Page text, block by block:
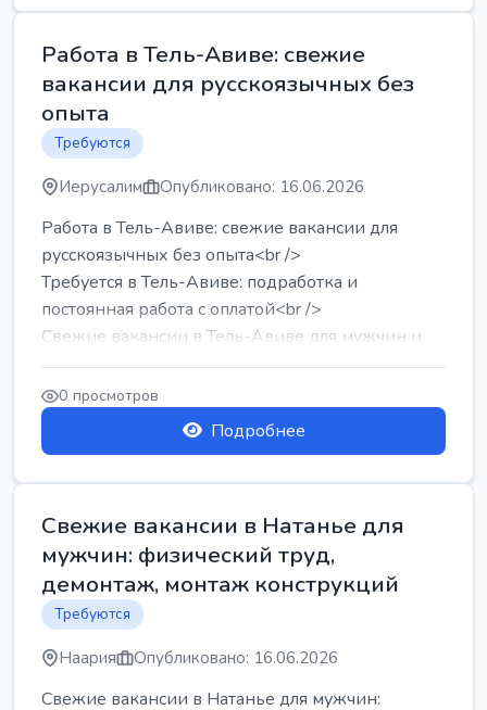
Работа в Тель-Авиве: свежие
вакансии для русскоязычных без
опыта
Требуются
Иерусалим Опубликовано: 16.06.2026
Работа в Тель-Авиве: свежие вакансии для
русскоязычных без опыта<br />
Требуется в Тель-Авиве: подработка и
постоянная работа с оплатой<br />
Свежие вакансии в Тель-Авиве для мужчин и
женщин от хозя...
0 просмотров
Подробнее
Свежие вакансии в Натанье для
мужчин: физический труд,
демонтаж, монтаж конструкций
Требуются
Наария Опубликовано: 16.06.2026
Свежие вакансии в Натанье для мужчин: